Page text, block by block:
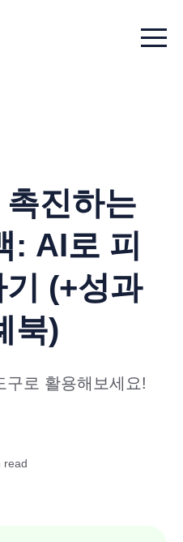
Menu
진하는
: AI로 피
(+성과
북)
구로 활용해보세요!
read